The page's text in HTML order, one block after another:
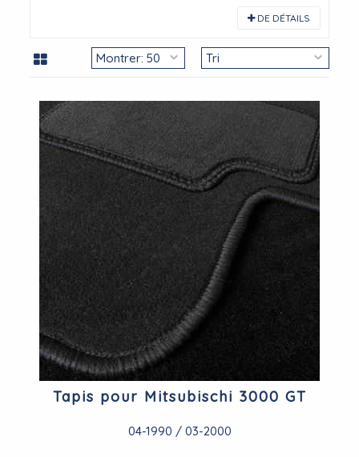
DE DÉTAILS
Tapis pour Mitsubischi 3000 GT
04-1990 / 03-2000